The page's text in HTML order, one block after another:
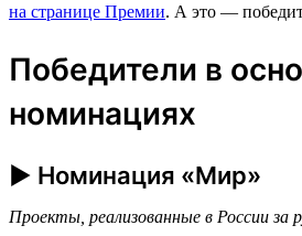
на странице Премии. А это —
Победители в
номинациях
► Номинация «Мир»
Проекты, реализованные в России за